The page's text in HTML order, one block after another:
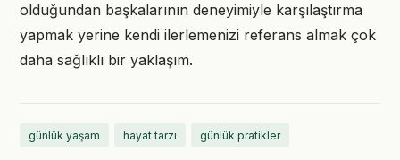
olduğundan başkalarının deneyimiyle karşılaştırma
yapmak yerine kendi ilerlemenizi referans almak çok
daha sağlıklı bir yaklaşım.
günlük yaşam hayat tarzı günlük pratikler